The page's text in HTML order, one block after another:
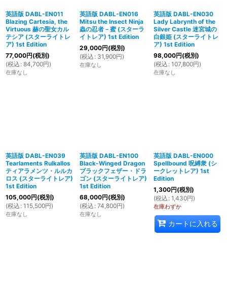
英語版 DABL-EN011
Blazing Cartesia, the
Virtuous 赫の聖女カル
テシア (スターライトレ
ア) 1st Edition
77,000円(税別)
(税込 : 84,700円)
在庫なし
英語版 DABL-EN016
Mitsu the Insect Ninja
蟲の忍者－蜜 (スターラ
イトレア) 1st Edition
29,000円(税別)
(税込 : 31,900円)
在庫なし
英語版 DABL-EN030
Lady Labrynth of the
Silver Castle 迷宮城の
白銀姫 (スターライトレ
ア) 1st Edition
98,000円(税別)
(税込 : 107,800円)
在庫なし
英語版 DABL-EN039
Tearlaments Rulkallos
ティアラメンツ・ルルカ
ロス (スターライトレア)
1st Edition
105,000円(税別)
(税込 : 115,500円)
在庫なし
英語版 DABL-EN100
Black-Winged Dragon
ブラックフェザー・ドラ
ゴン (スターライトレア)
1st Edition
68,000円(税別)
(税込 : 74,800円)
在庫なし
英語版 DABL-EN000
Spellbound 呪縛衆 (シ
ークレットレア) 1st
Edition
1,300円(税別)
(税込 : 1,430円)
在庫わずか
カートに入れる